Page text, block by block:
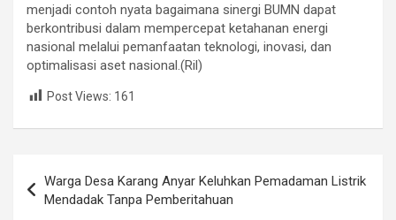
menjadi contoh nyata bagaimana sinergi BUMN dapat
berkontribusi dalam mempercepat ketahanan energi
nasional melalui pemanfaatan teknologi, inovasi, dan
optimalisasi aset nasional.(Ril)
Post Views: 161
pos
Warga Desa Karang Anyar Keluhkan Pemadaman Listrik
Mendadak Tanpa Pemberitahuan